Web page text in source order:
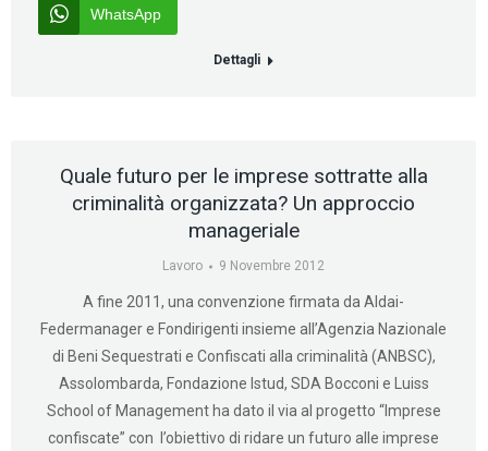
WhatsApp
Dettagli
Quale futuro per le imprese sottratte alla
criminalità organizzata? Un approccio
manageriale
Lavoro 9 Novembre 2012
A fine 2011, una convenzione firmata da Aldai-
Federmanager e Fondirigenti insieme all’Agenzia Nazionale
di Beni Sequestrati e Confiscati alla criminalità (ANBSC),
Assolombarda, Fondazione Istud, SDA Bocconi e Luiss
School of Management ha dato il via al progetto “Imprese
confiscate” con l’obiettivo di ridare un futuro alle imprese